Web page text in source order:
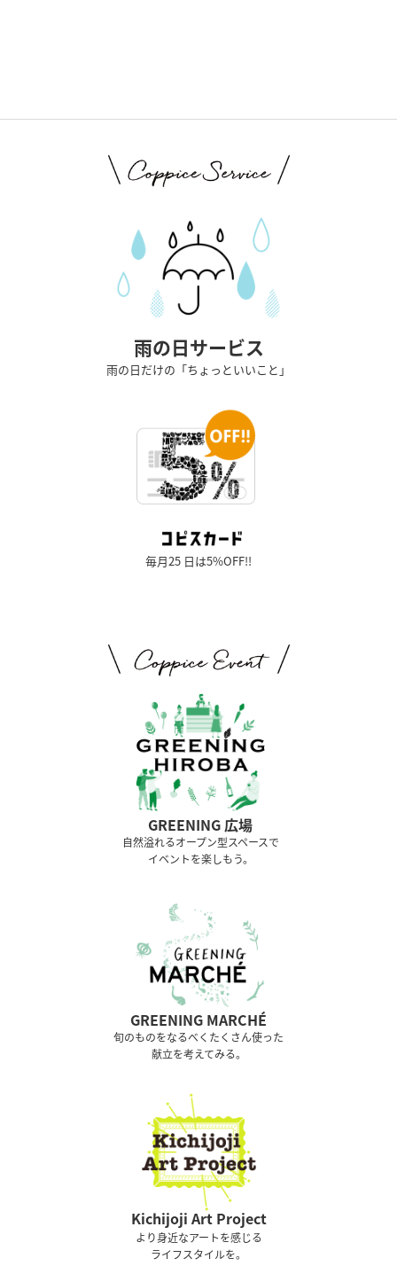
雨の日サービス
雨の日だけの「ちょっといいこと」
毎月25 日は5%OFF!!
GREENING 広場
⾃然溢れるオープン型スペースで
イベントを楽しもう。
GREENING MARCHÉ
旬のものをなるべくたくさん使った
献立を考えてみる。
Kichijoji Art Project
より身近なアートを感じる
ライフスタイルを。